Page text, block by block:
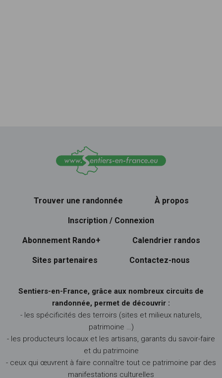
Trouver une randonnée À propos
Inscription / Connexion
Abonnement Rando+ Calendrier randos
Sites partenaires Contactez-nous
Sentiers-en-France, grâce aux nombreux circuits de
randonnée, permet de découvrir :
- les spécificités des terroirs (sites et milieux naturels,
patrimoine …)
- les producteurs locaux et les artisans, garants du savoir-faire
et du patrimoine
- ceux qui œuvrent à faire connaître tout ce patrimoine par des
manifestations culturelles